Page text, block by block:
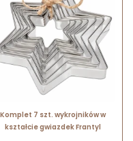
Komplet 7 szt. wykrojników w
kształcie gwiazdek Frantyl